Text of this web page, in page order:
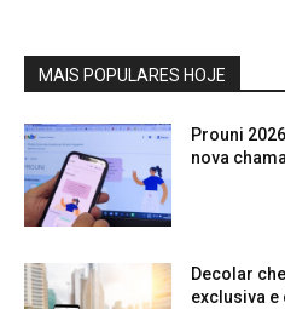
MAIS POPULARES HOJE
Prouni
nova
Decolar
exclusiva e